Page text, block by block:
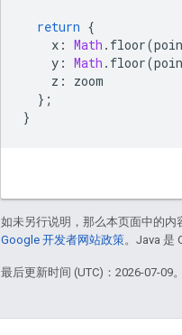
return {
x : Math . floor(
y : Math . floor(
z :
zoom
};
}
如未另行说明，那么本页面中的内
Google 开发者网站政策。Java 是
最后更新时间 (UTC)：2026-07-09。